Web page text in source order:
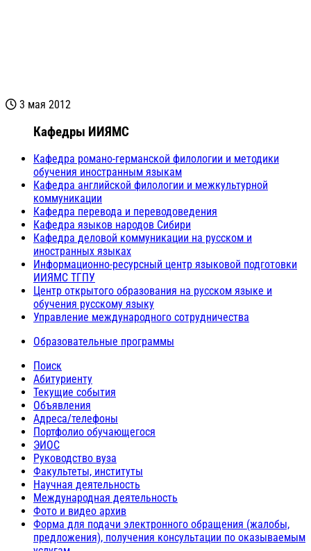
3 мая 2012
Кафедры ИИЯМС
Кафедра романо-германской филологии и методики
обучения иностранным языкам
Кафедра английской филологии и межкультурной
коммуникации
Кафедра перевода и переводоведения
Кафедра языков народов Сибири
Кафедра деловой коммуникации на русском и
иностранных языках
Информационно-ресурсный центр языковой подготовки
ИИЯМС ТГПУ
Центр открытого образования на русском языке и
обучения русскому языку
Управление международного сотрудничества
Образовательные программы
Поиск
Абитуриенту
Текущие события
Объявления
Адреса/телефоны
Портфолио обучающегося
ЭИОС
Руководство вуза
Факультеты, институты
Научная деятельность
Международная деятельность
Фото и видео архив
Форма для подачи электронного обращения (жалобы,
предложения), получения консультации по оказываемым